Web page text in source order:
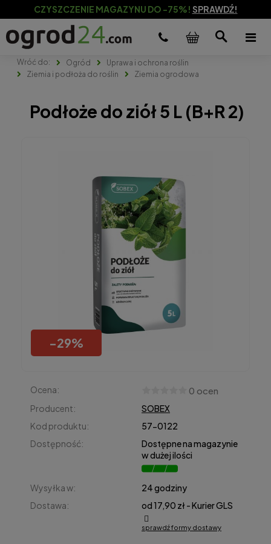
CZYSZCZENIE MAGAZYNU DO -75%! SPRAWDŹ!
Ogród
Uprawa i ochrona roślin
Ziemia i podłoża do roślin
Ziemia ogrodowa
Podłoże do ziół 5 L (B+R 2)
-29%
Ocena: 0 ocen
Producent:
SOBEX
Kod produktu:
57-0122
Dostępność:
Dostępne na magazynie
w dużej ilości
Wysyłka w:
24 godziny
Dostawa:
od 17,90 zł- Kurier GLS
Cena nie zawiera ewentualnych kosztów płatności
sprawdź formy dostawy